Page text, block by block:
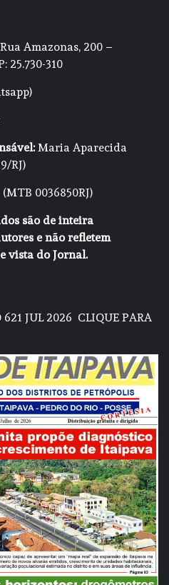
Amazonas, 200 –
25.730-310
Maria Aparecida
RJ)
0036850RJ)
são de inteira
e não refletem
vista do Jornal.
JUL 2026 CLIQUE PARA